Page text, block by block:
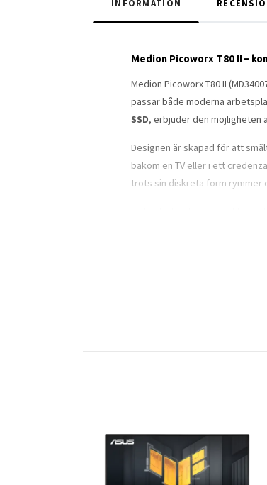
INFORMATION
Medion Picoworx T80 II –
Medion Picoworx T80 II
passar både moderna
SSD, erbjuder den möjligheten
Designen är skapad för att
bakom en TV eller i ett
trots sin diskreta form rymmer
Inuti arbetar den mycket
både kalkylmodeller, bild-
från
och komplett funktionalitet
Viktiga funktioner
Intel® Core™ i7-